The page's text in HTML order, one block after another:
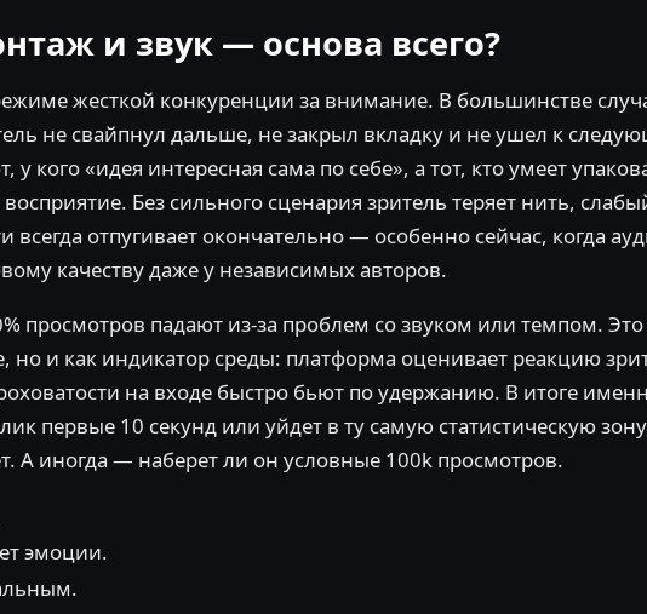
и звук — основа всего?
жесткой конкуренции за внимание. В большинстве
не свайпнул дальше, не закрыл вкладку и не ушел к
у кого «идея интересная сама по себе», а тот, кто умеет
Без сильного сценария зритель теряет нить,
всегда отпугивает окончательно — особенно сейчас, когда
качеству даже у независимых авторов.
просмотров падают из-за проблем со звуком или темпом. Это
но и как индикатор среды: платформа оценивает реакцию
на входе быстро бьют по удержанию. В итоге
первые 10 секунд или уйдет в ту самую статистическую
А иногда — наберет ли он условные 100k просмотров.
эмоции.